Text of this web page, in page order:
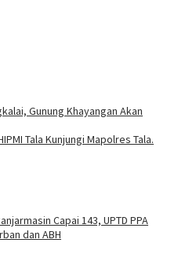
Gunung Khayangan Akan
Tala Kunjungi Mapolres Tala.
Capai 143, UPTD PPA
dan ABH